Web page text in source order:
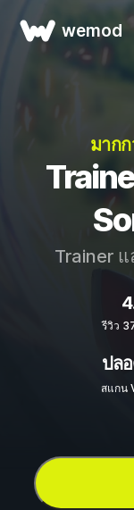
wemod
มาก
Trainer
รีวิว
ปล
สแกน